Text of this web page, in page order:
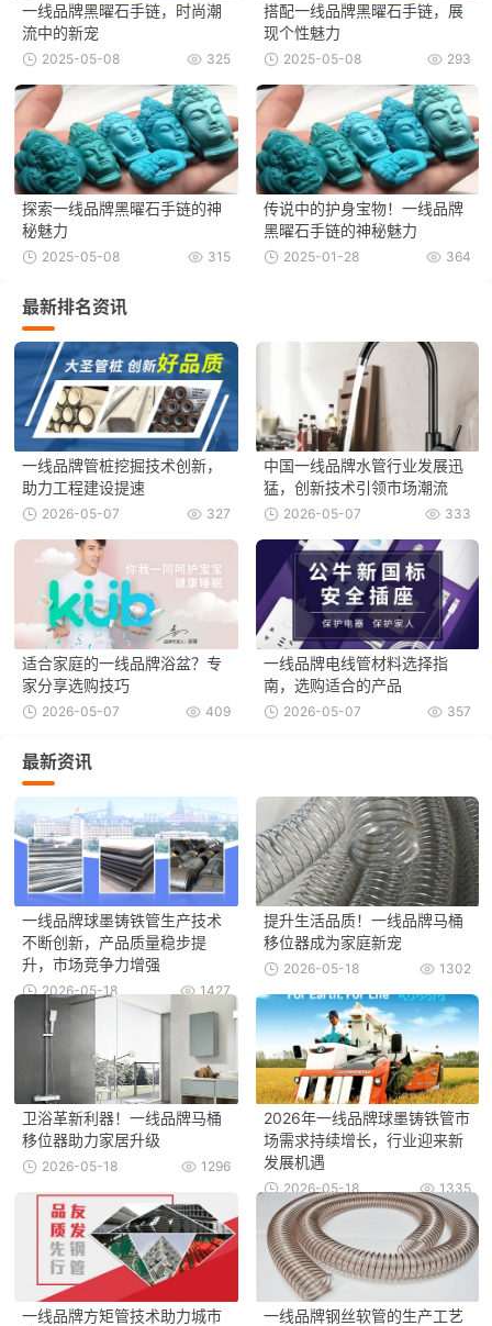
一线品牌黑曜石手链，时尚潮
流中的新宠
325
2025-05-08
搭配一线品牌黑曜石手链，展
现个性魅力
293
2025-05-08
探索一线品牌黑曜石手链的神
秘魅力
315
2025-05-08
传说中的护身宝物！一线品牌
黑曜石手链的神秘魅力
364
2025-01-28
最新排名资讯
一线品牌管桩挖掘技术创新，
助力工程建设提速
327
2026-05-07
中国一线品牌水管行业发展迅
猛，创新技术引领市场潮流
333
2026-05-07
适合家庭的一线品牌浴盆？专
家分享选购技巧
409
2026-05-07
一线品牌电线管材料选择指
南，选购适合的产品
357
2026-05-07
最新资讯
一线品牌球墨铸铁管生产技术
不断创新，产品质量稳步提
升，市场竞争力增强
1427
2026-05-18
提升生活品质！一线品牌马桶
移位器成为家庭新宠
1302
2026-05-18
卫浴革新利器！一线品牌马桶
移位器助力家居升级
1296
2026-05-18
2026年一线品牌球墨铸铁管市
场需求持续增长，行业迎来新
发展机遇
1335
2026-05-18
一线品牌方矩管技术助力城市
一线品牌钢丝软管的生产工艺